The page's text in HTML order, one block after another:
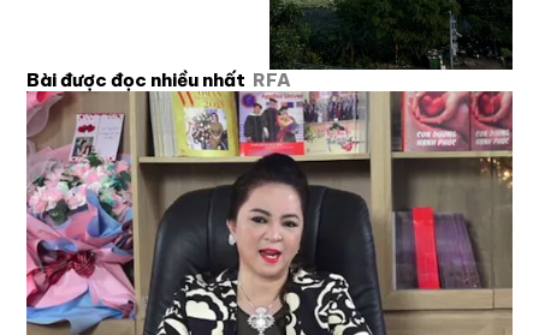
Bài được đọc nhiều nhất RFA